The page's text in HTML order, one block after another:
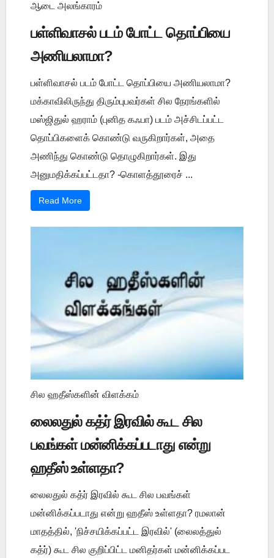
ஆடை அலங்காரம்
பள்ளிவாசல் படம் போட்ட தொப்பியை
அணியலாமா?
பள்ளிவாசல் படம் போட்ட தொப்பியை அணியலாமா?
மக்காவிலிருந்து திரும்புபவர்கள் சில நேரங்களில்
மஸ்ஜிதுல் ஹராம் (புனித கஃபா) படம் அச்சிடப்பட்ட
தொப்பிகளைக் கொண்டு வருகிறார்கள், அதை
அணிந்து கொண்டு தொழுகிறார்கள். இது
அனுமதிக்கப்பட்டதா? -கொளத்தூரைச் ...
Read More
சில ஹதீஸ்களின் விளக்கம்
லைலதுல் கத்ர் இரவில் கூட சில
பவங்கள் மன்னிக்கப்படாது என்று
ஹதீஸ் உள்ளதா?
லைலதுல் கத்ர் இரவில் கூட சில பவங்கள்
மன்னிக்கப்படாது என்று ஹதீஸ் உள்ளதா? ரமலான்
மாதத்தில், 'நிச்சயிக்கப்பட்ட இரவில்' (லைலத்துல்
கத்ர்) கூட சில குறிப்பிட்ட மனிதர்கள் மன்னிக்கப்பட